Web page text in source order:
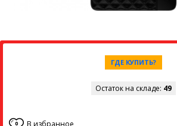
ГДЕ КУПИТЬ?
Остаток на складе: 49
0 В избранное